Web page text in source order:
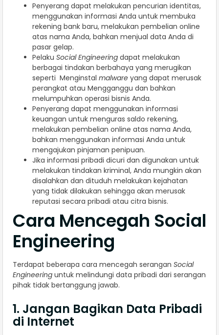
Penyerang dapat melakukan pencurian identitas,
menggunakan informasi Anda untuk membuka
rekening bank baru, melakukan pembelian online
atas nama Anda, bahkan menjual data Anda di
pasar gelap.
Pelaku Social Engineering dapat melakukan
berbagai tindakan berbahaya yang merugikan
seperti Menginstal malware yang dapat merusak
perangkat atau Mengganggu dan bahkan
melumpuhkan operasi bisnis Anda.
Penyerang dapat menggunakan informasi
keuangan untuk menguras saldo rekening,
melakukan pembelian online atas nama Anda,
bahkan menggunakan informasi Anda untuk
mengajukan pinjaman penipuan.
Jika informasi pribadi dicuri dan digunakan untuk
melakukan tindakan kriminal, Anda mungkin akan
disalahkan dan dituduh melakukan kejahatan
yang tidak dilakukan sehingga akan merusak
reputasi secara pribadi atau citra bisnis.
Cara Mencegah Social
Engineering
Terdapat beberapa cara mencegah serangan Social
Engineering untuk melindungi data pribadi dari serangan
pihak tidak bertanggung jawab.
1. Jangan Bagikan Data Pribadi
di Internet